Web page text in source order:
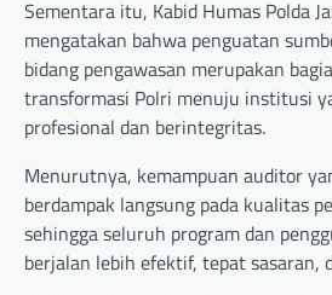
Sementara itu, Kabid Humas Polda
mengatakan bahwa penguatan
bidang pengawasan merupakan
transformasi Polri menuju institusi
profesional dan berintegritas.
Menurutnya, kemampuan auditor
berdampak langsung pada kualitas
sehingga seluruh program dan
berjalan lebih efektif, tepat sasaran,